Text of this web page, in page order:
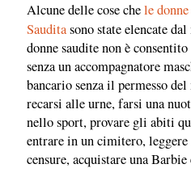
Alcune delle cose chele
Sauditasono state elencate
donne saudite non è
senza un accompagnatore
bancario senza il permesso
recarsi alle urne, farsi una
nello sport, provare gli abiti
entrare in un cimitero,
censure, acquistare una